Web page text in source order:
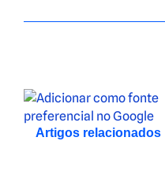
Artigos relacionados